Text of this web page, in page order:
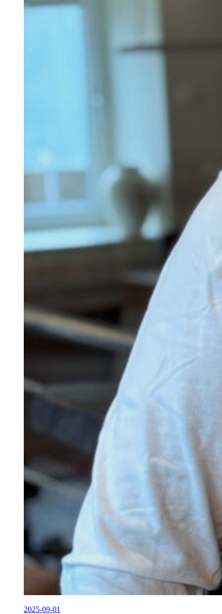
2025-09-01